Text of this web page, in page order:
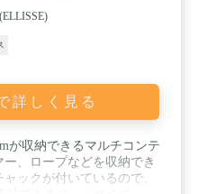
詳しく見る
が収納できるマルチコンテ
、ロープなどを収納でき
ックが付いているので、